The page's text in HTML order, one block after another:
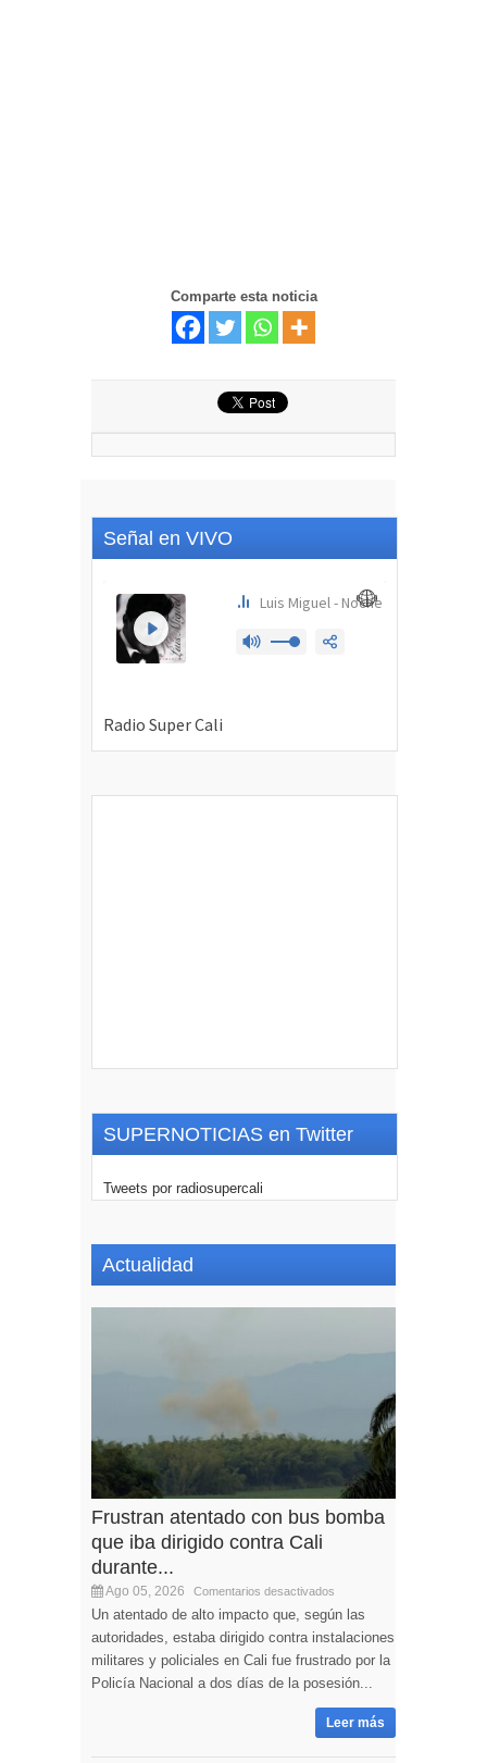
Comparte esta noticia
Señal en VIVO
SUPERNOTICIAS en Twitter
Tweets por radiosupercali
Actualidad
Frustran atentado con bus bomba
que iba dirigido contra Cali
durante...
Ago 05, 2026 Comentarios desactivados
Un atentado de alto impacto que, según las
autoridades, estaba dirigido contra instalaciones
militares y policiales en Cali fue frustrado por la
Policía Nacional a dos días de la posesión...
Leer más